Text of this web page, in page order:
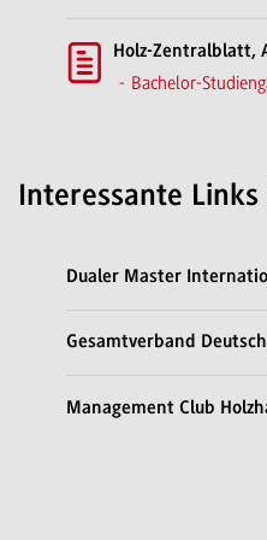
Holz-Zentralblatt,
Bachelor-
Interessante
Dualer Master
Gesamtverband
Management Club